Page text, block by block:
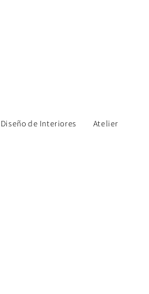
Diseño de Interiores Atelier